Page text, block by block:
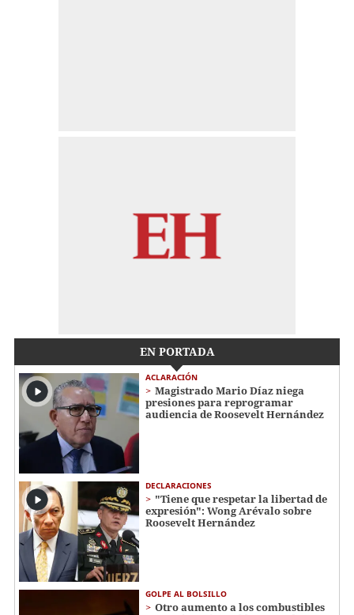
EN PORTADA
ACLARACIÓN
Magistrado Mario Díaz niega
presiones para reprogramar
audiencia de Roosevelt Hernández
DECLARACIONES
"Tiene que respetar la libertad de
expresión": Wong Arévalo sobre
Roosevelt Hernández
GOLPE AL BOLSILLO
Otro aumento a los combustibles